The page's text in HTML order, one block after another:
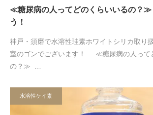
≪糖尿病の人ってどのくらいいるの？
う！
神戸・須磨で水溶性珪素ホワイトシリカ取り
室のゴンでございます！ ≪糖尿病の人って
の？≫ …
水溶性ケイ素